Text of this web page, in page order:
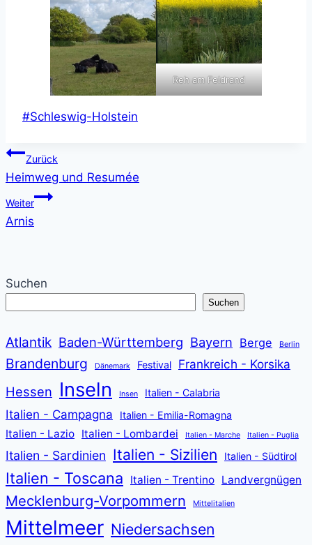
Reh am Feldrand
Schlagworte:
#Schleswig-Holstein
Beitragsnavigation
Zurück
Heimweg und Resumée
Weiter
Arnis
Suchen
Suchen
Atlantik Baden-Württemberg Bayern Berge Berlin
Brandenburg Dänemark Festival Frankreich - Korsika
Hessen Inseln Insen Italien - Calabria
Italien - Campagna Italien - Emilia-Romagna
Italien - Lazio Italien - Lombardei Italien - Marche Italien - Puglia
Italien - Sardinien Italien - Sizilien Italien - Südtirol
Italien - Toscana Italien - Trentino Landvergnügen
Mecklenburg-Vorpommern Mittelitalien
Mittelmeer Niedersachsen